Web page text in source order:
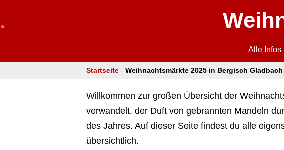
Alle Infos
Startseite - Weihnachtsmärkte 2025 in Bergisch Gladbach
Willkommen zur großen Übersicht der
verwandelt, der Duft von gebrannten Mandeln
des Jahres. Auf dieser Seite findest du alle
übersichtlich.